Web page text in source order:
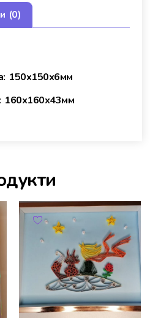
(0)
150х150х6мм
160х160х43мм